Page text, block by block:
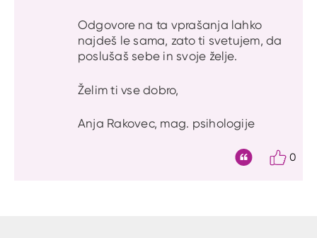
Odgovore na ta vprašanja lahko
najdeš le sama, zato ti svetujem, da
poslušaš sebe in svoje želje.
Želim ti vse dobro,
Anja Rakovec, mag. psihologije
0